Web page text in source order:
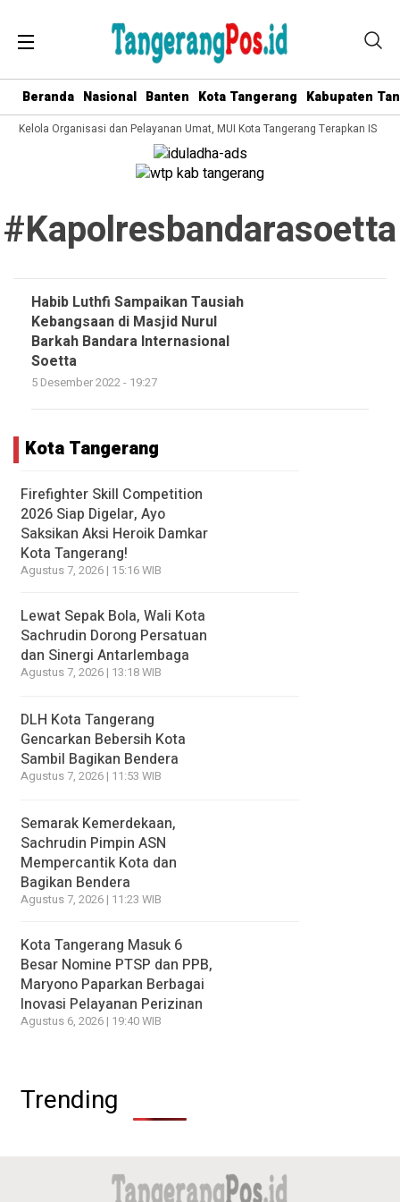
Beranda Nasional Banten Kota Tangerang Kabupaten
Kelola Organisasi dan Pelayanan Umat, MUI Kota Tangerang Terapkan ISO
#kapolresbandarasoetta
Habib Luthfi Sampaikan Tausiah
Kebangsaan di Masjid Nurul
Barkah Bandara Internasional
Soetta
5 Desember 2022 - 19:27
Kota Tangerang
Firefighter Skill Competition
2026 Siap Digelar, Ayo
Saksikan Aksi Heroik Damkar
Kota Tangerang!
Agustus 7, 2026 | 15:16 WIB
Lewat Sepak Bola, Wali Kota
Sachrudin Dorong Persatuan
dan Sinergi Antarlembaga
Agustus 7, 2026 | 13:18 WIB
DLH Kota Tangerang
Gencarkan Bebersih Kota
Sambil Bagikan Bendera
Agustus 7, 2026 | 11:53 WIB
Semarak Kemerdekaan,
Sachrudin Pimpin ASN
Mempercantik Kota dan
Bagikan Bendera
Agustus 7, 2026 | 11:23 WIB
Kota Tangerang Masuk 6
Besar Nomine PTSP dan PPB,
Maryono Paparkan Berbagai
Inovasi Pelayanan Perizinan
Agustus 6, 2026 | 19:40 WIB
Trending